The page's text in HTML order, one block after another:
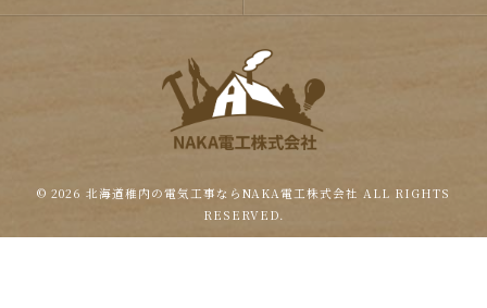
© 2026 北海道稚内の電気工事ならNAKA電工株式会社 ALL RIGHTS
RESERVED.